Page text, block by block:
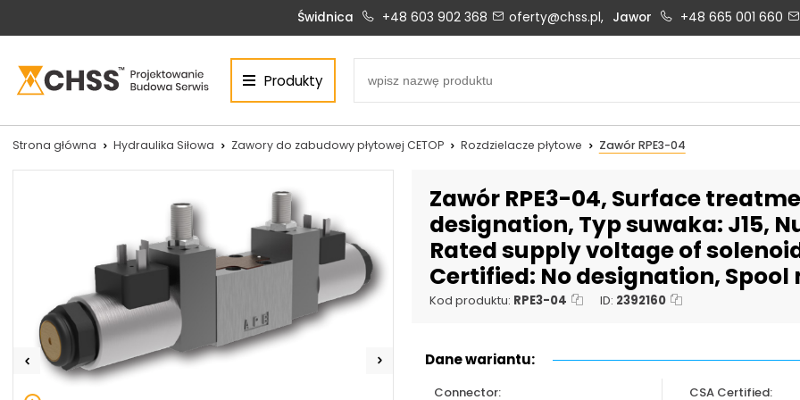
Centrum Hydrauliki Siłowej Świdnica
CHSS.PL DAWID WOŹNY
Biuro obsługi klienta:
+48 603 902 368
+48 603 902 368
Siłowniki:
+48 690 884 272
silowniki@chss.pl
+48 536 202 250
+48 609 877 288
serwis@chss.pl
Uszczelnienia techniczne:
+48 669 834 274
uszczelnienia@chss.pl
Magazyn 24H:
+48 731 349 406
Świdnica +48 603 902 368 oferty@chss.pl, Jawor +48 665 001 660
Produkty
Strona główna Hydraulika Siłowa Zawory do zabudowy płytowej CETOP Rozdzielacze płytowe Zawór RPE3-04
Zawór RPE3-04, Surface
designation, Typ suwaka: J15,
Rated supply voltage of
Certified: No designation,
Kod produktu: RPE3-04 ID: 2392160
Dane wariantu:
Connector:
CSA Certified: